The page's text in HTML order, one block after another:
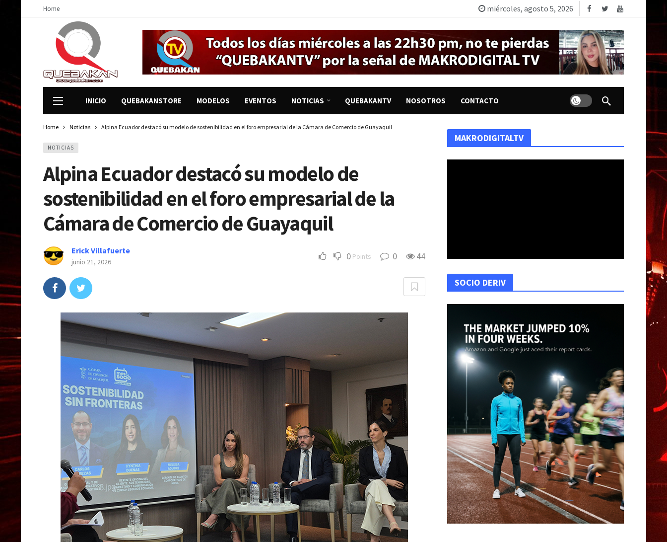
Home miércoles, agosto 5, 2026
INICIO QUEBAKANSTORE MODELOS EVENTOS NOTICIAS QUEBAKANTV NOSOTROS CONTACTO Dark mode
Home Noticias Alpina Ecuador destacó su modelo de sostenibilidad en el foro empresarial de la Cámara de Comercio de Guayaquil
NOTICIAS
Alpina Ecuador destacó su modelo de
sostenibilidad en el foro empresarial de la
Cámara de Comercio de Guayaquil
Erick Villafuerte
junio 21, 2026 0 Points 0 44
MAKRODIGITALTV
SOCIO DERIV